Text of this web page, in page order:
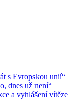
s Evropskou unií“
dnes už není“
a vyhlášení vítěze